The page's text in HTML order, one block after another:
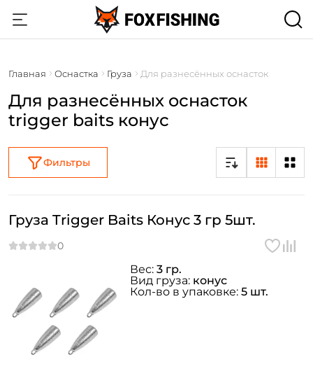
Главная Оснастка Груза Для разнесённых оснасток
Для разнесённых оснасток
trigger baits конус
Фильтры
Груза Trigger Baits Конус 3 гр 5шт.
Вес: 3 гр.
Вид груза: конус
Кол-во в упаковке: 5 шт.